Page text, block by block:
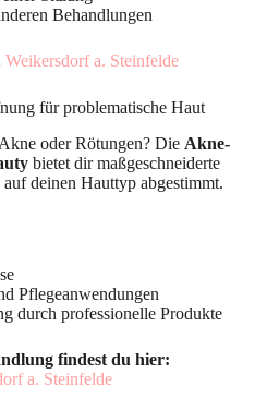
Behandlungen
a. Steinfelde
für problematische Haut
oder Rötungen? Die Akne-
bietet dir maßgeschneiderte
deinen Hauttyp abgestimmt.
Pflegeanwendungen
durch professionelle Produkte
findest du hier:
a. Steinfelde